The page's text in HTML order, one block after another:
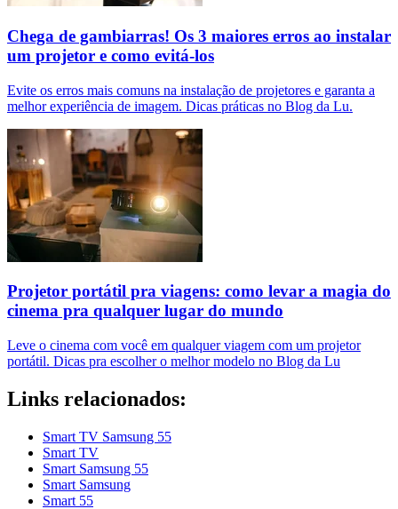
Chega de gambiarras! Os 3 maiores erros ao instalar
um projetor e como evitá-los
Evite os erros mais comuns na instalação de projetores e garanta a
melhor experiência de imagem. Dicas práticas no Blog da Lu.
Projetor portátil pra viagens: como levar a magia do
cinema pra qualquer lugar do mundo
Leve o cinema com você em qualquer viagem com um projetor
portátil. Dicas pra escolher o melhor modelo no Blog da Lu
Links relacionados:
Smart TV Samsung 55
Smart TV
Smart Samsung 55
Smart Samsung
Smart 55